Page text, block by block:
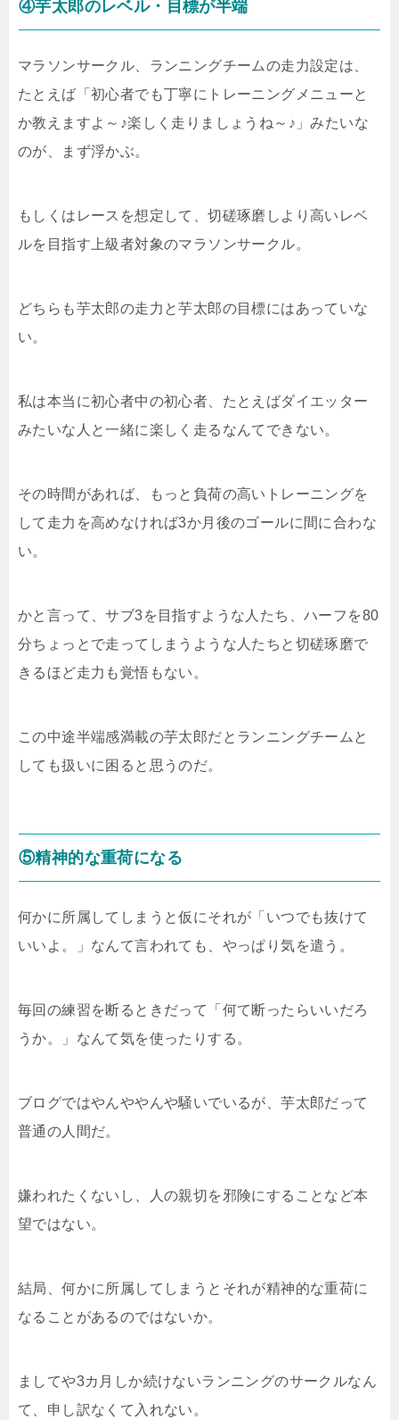
④芋太郎のレベル・目標が半端
マラソンサークル、ランニングチームの走力設定は、
たとえば「初心者でも丁寧にトレーニングメニューと
か教えますよ～♪楽しく走りましょうね～♪」みたいな
のが、まず浮かぶ。
もしくはレースを想定して、切磋琢磨しより高いレベ
ルを目指す上級者対象のマラソンサークル。
どちらも芋太郎の走力と芋太郎の目標にはあっていな
い。
私は本当に初心者中の初心者、たとえばダイエッター
みたいな人と一緒に楽しく走るなんてできない。
その時間があれば、もっと負荷の高いトレーニングを
して走力を高めなければ3か月後のゴールに間に合わな
い。
かと言って、サブ3を目指すような人たち、ハーフを80
分ちょっとで走ってしまうような人たちと切磋琢磨で
きるほど走力も覚悟もない。
この中途半端感満載の芋太郎だとランニングチームと
しても扱いに困ると思うのだ。
⑤精神的な重荷になる
何かに所属してしまうと仮にそれが「いつでも抜けて
いいよ。」なんて言われても、やっぱり気を遣う。
毎回の練習を断るときだって「何て断ったらいいだろ
うか。」なんて気を使ったりする。
ブログではやんややんや騒いでいるが、芋太郎だって
普通の人間だ。
嫌われたくないし、人の親切を邪険にすることなど本
望ではない。
結局、何かに所属してしまうとそれが精神的な重荷に
なることがあるのではないか。
ましてや3カ月しか続けないランニングのサークルなん
て、申し訳なくて入れない。